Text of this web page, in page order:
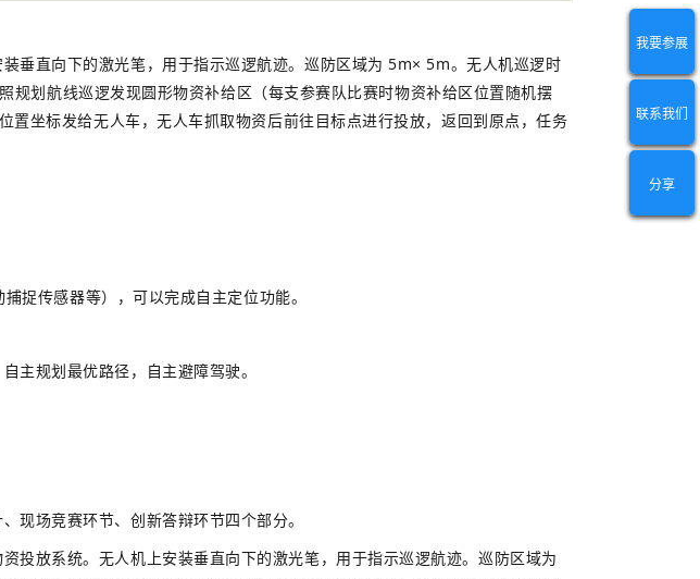
我要参展
联系我们
分享
垂直向下的激光笔，用于指示巡逻航迹。巡防区域为 5m× 5m。无人机巡逻时
划航线巡逻发现圆形物资补给区（每支参赛队比赛时物资补给区位置随机摆
坐标发给无人车，无人车抓取物资后前往目标点进行投放，返回到原点，任务
捉传感器等），可以完成自主定位功能。
主规划最优路径，自主避障驾驶。
现场竞赛环节、创新答辩环节四个部分。
投放系统。无人机上安装垂直向下的激光笔，用于指示巡逻航迹。巡防区域为